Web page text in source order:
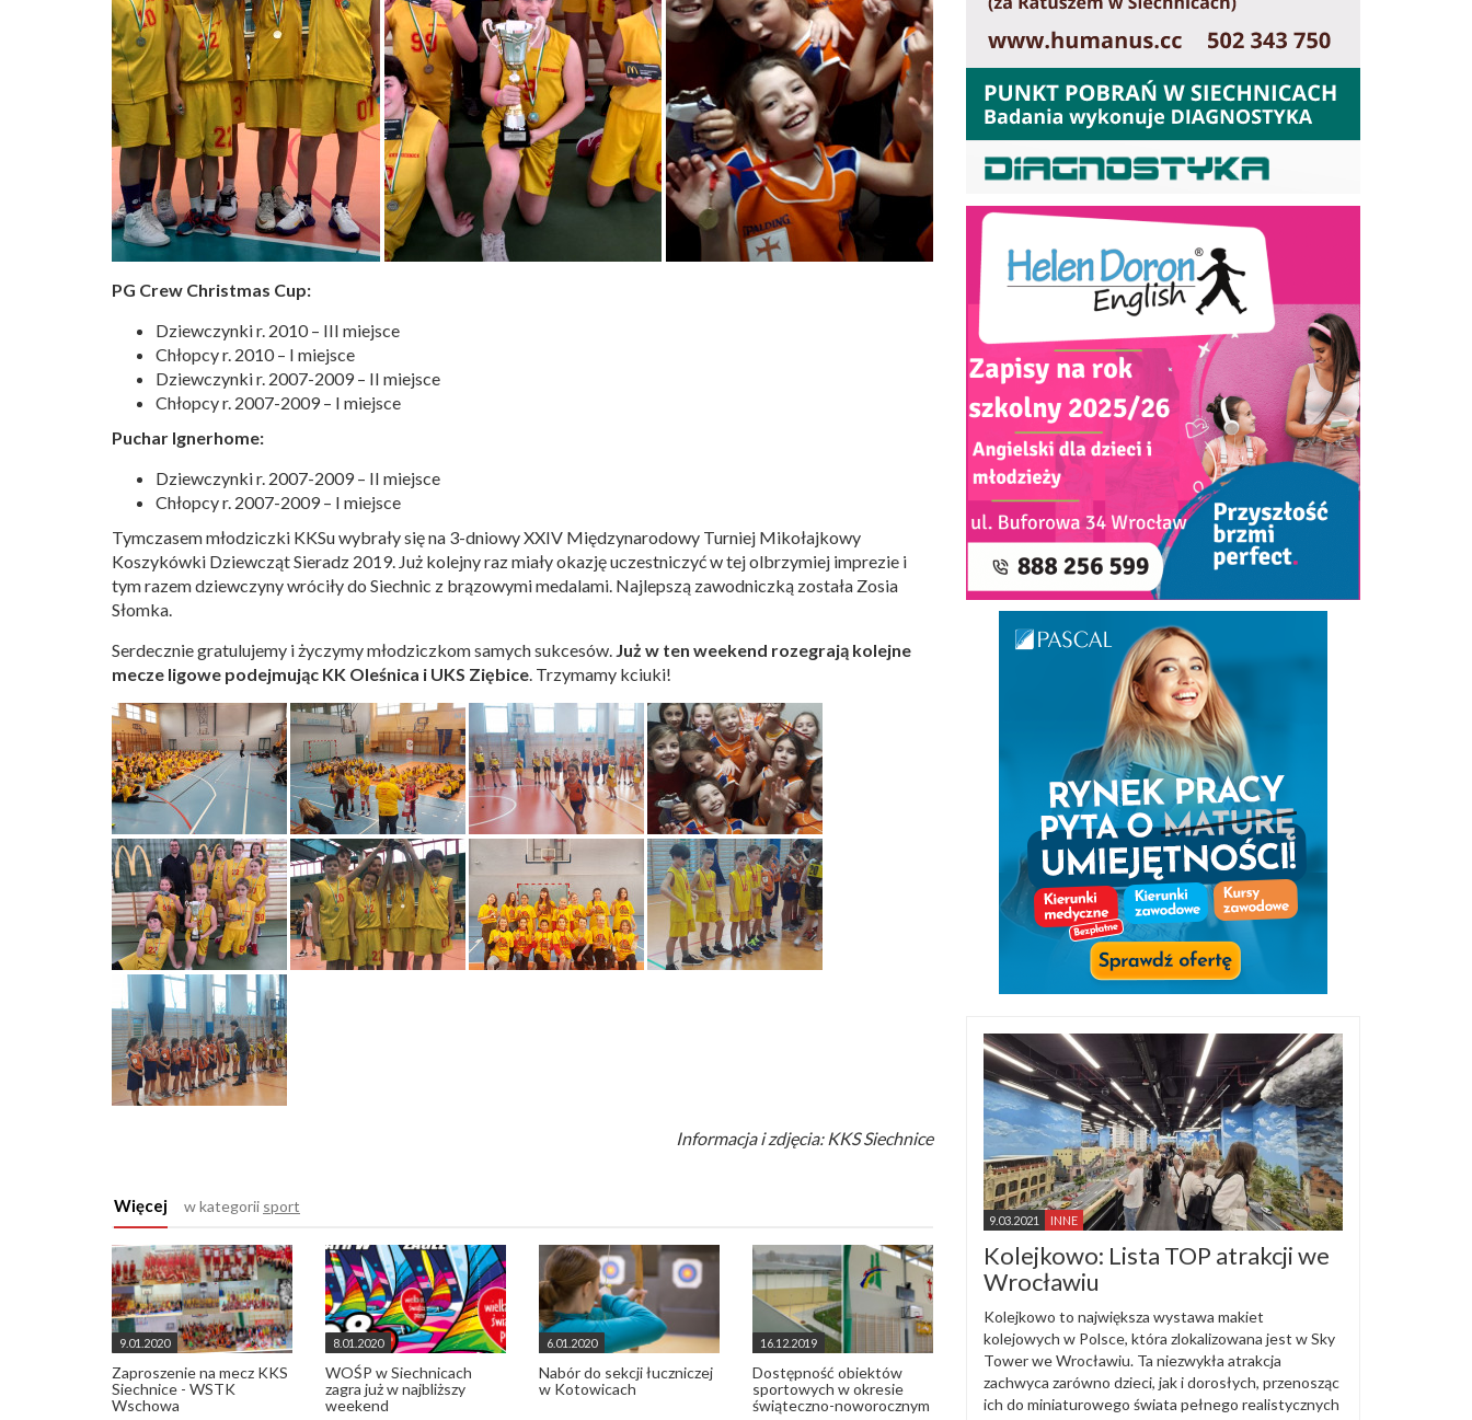
PG Crew Christmas Cup:
Dziewczynki r. 2010 – III miejsce
Chłopcy r. 2010 – I miejsce
Dziewczynki r. 2007-2009 – II miejsce
Chłopcy r. 2007-2009 – I miejsce
Puchar Ignerhome:
Dziewczynki r. 2007-2009 – II miejsce
Chłopcy r. 2007-2009 – I miejsce
Tymczasem młodziczki KKSu wybrały się na 3-dniowy XXIV Międzynarodowy Turniej Mikołajkowy
Koszykówki Dziewcząt Sieradz 2019. Już kolejny raz miały okazję uczestniczyć w tej olbrzymiej imprezie i
tym razem dziewczyny wróciły do Siechnic z brązowymi medalami. Najlepszą zawodniczką została Zosia
Słomka.
Serdecznie gratulujemy i życzymy młodziczkom samych sukcesów. Już w ten weekend rozegrają kolejne
mecze ligowe podejmując KK Oleśnica i UKS Ziębice. Trzymamy kciuki!
Informacja i zdjęcia: KKS Siechnice
Więcej w kategorii sport
9.01.2020
Zaproszenie na mecz KKS
Siechnice - WSTK
Wschowa
8.01.2020
WOŚP w Siechnicach
zagra już w najbliższy
weekend
6.01.2020
Nabór do sekcji łuczniczej
w Kotowicach
16.12.2019
Dostępność obiektów
sportowych w okresie
świąteczno-noworocznym
9.03.2021 INNE
Kolejkowo: Lista TOP atrakcji we
Wrocławiu
Kolejkowo to największa wystawa makiet
kolejowych w Polsce, która zlokalizowana jest w Sky
Tower we Wrocławiu. Ta niezwykła atrakcja
zachwyca zarówno dzieci, jak i dorosłych, przenosząc
ich do miniaturowego świata pełnego realistycznych